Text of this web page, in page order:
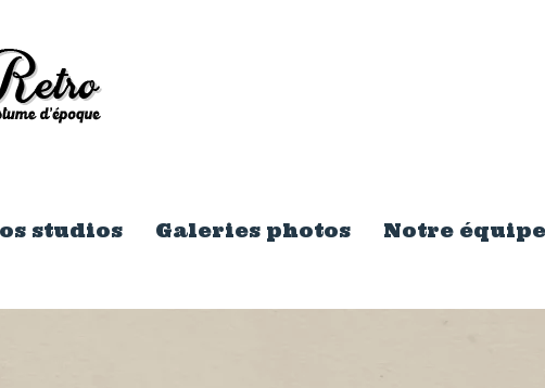
studios Galeries photos Notre équipe